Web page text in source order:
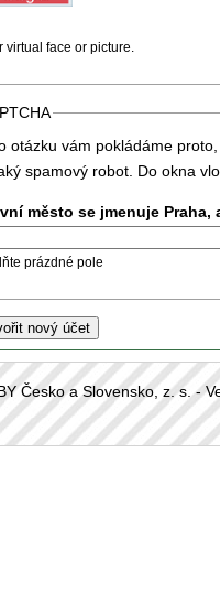
virtual face or picture.
otázku vám pokládáme
spamový robot. Do okna
město se jmenuje
prázdné pole
Česko a Slovensko, z. s. -